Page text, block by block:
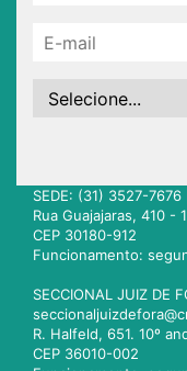
SEDE: (31) 3527-7676 |
Rua Guajajaras, 410 -
CEP 30180-912
Funcionamento:
SECCIONAL JUIZ DE
R. Halfeld, 651. 10º
CEP 36010-002